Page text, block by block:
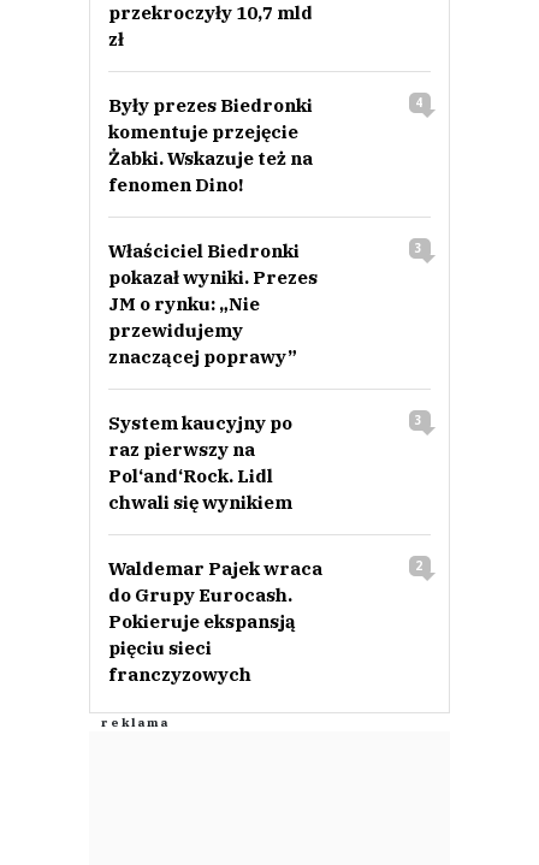
przekroczyły 10,7 mld
zł
Były prezes Biedronki
komentuje przejęcie
Żabki. Wskazuje też na
fenomen Dino!
4
Właściciel Biedronki
pokazał wyniki. Prezes
JM o rynku: „Nie
przewidujemy
znaczącej poprawy”
3
System kaucyjny po
raz pierwszy na
Pol‘and‘Rock. Lidl
chwali się wynikiem
3
Waldemar Pajek wraca
do Grupy Eurocash.
Pokieruje ekspansją
pięciu sieci
franczyzowych
2